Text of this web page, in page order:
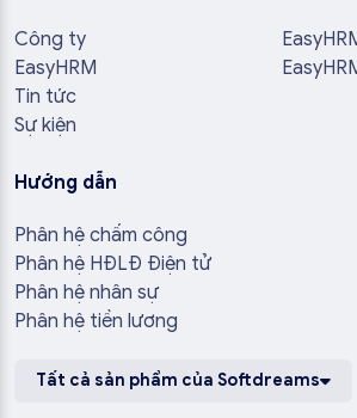
Công ty
EasyHRM
Tin tức
Sự kiện
Hướng dẫn
Phân hệ chấm công
Phân hệ HĐLĐ Điện tử
Phân hệ nhân sự
Phân hệ tiền lương
Tất cả sản phẩm của Softdreams